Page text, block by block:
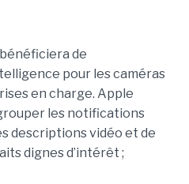
de
pour les caméras
en charge. Apple
les notifications
descriptions vidéo et de
dignes d’intérêt ;